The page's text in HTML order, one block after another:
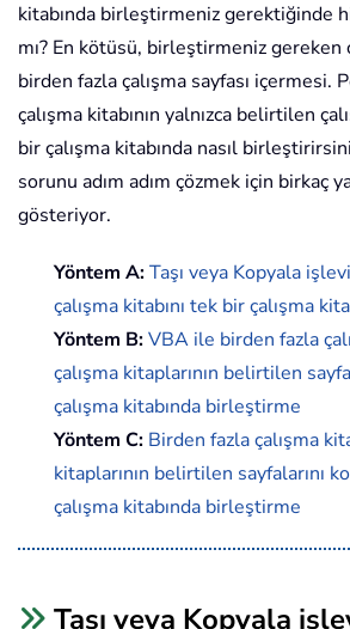
kitabında birleştirmeniz gerektiğinde
mı? En kötüsü, birleştirmeniz gereken
birden fazla çalışma sayfası içermesi.
çalışma kitabının yalnızca belirtilen
bir çalışma kitabında nasıl
sorunu adım adım çözmek için birkaç
gösteriyor.
Yöntem A:Taşı veya Kopyala
çalışma kitabını tek bir çalışma
Yöntem B:VBA ile birden fazla
çalışma kitaplarının belirtilen
çalışma kitabında birleştirme
Yöntem C: Birden fazla çalışma
kitaplarının belirtilen sayfalarını
çalışma kitabında birleştirme
Taşı veya Kopyala